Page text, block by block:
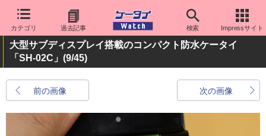
カテゴリ 過去記事 検索 Impressサイト
大型サブディスプレイ搭載のコンパクト防水ケータイ
「SH-02C」 (9/45)
前の画像 次の画像